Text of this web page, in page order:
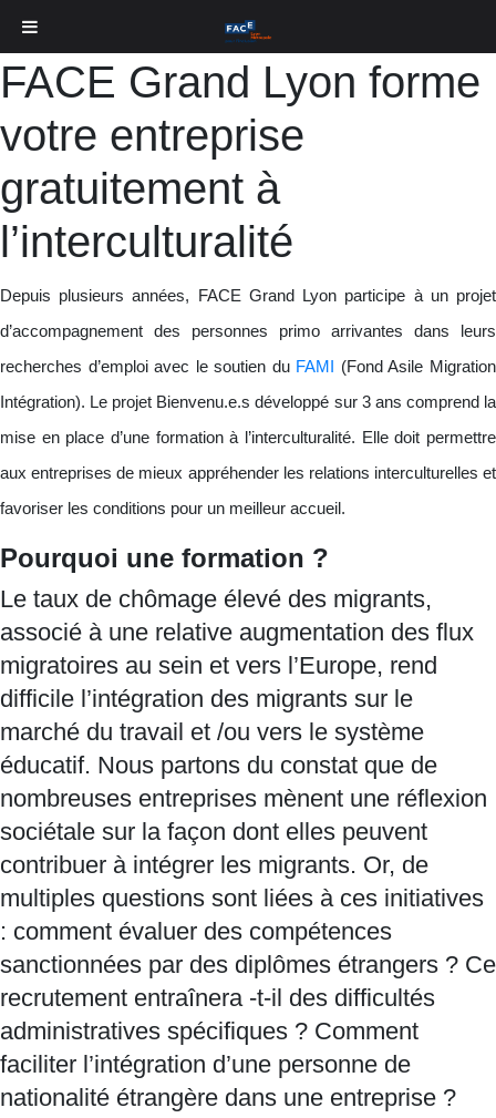
FACE Grand Lyon forme
votre entreprise
gratuitement à
l’interculturalité
Depuis plusieurs années, FACE Grand Lyon participe à un projet
d’accompagnement des personnes primo arrivantes dans leurs
recherches d’emploi avec le soutien du FAMI
(Fond Asile Migration
Intégration). Le projet Bienvenu.e.s développé sur 3 ans comprend la
mise en place d’une formation à l’interculturalité. Elle doit permettre
aux entreprises de mieux appréhender les relations interculturelles et
favoriser les conditions pour un meilleur accueil.
Pourquoi une formation ?
Le taux de chômage élevé des migrants,
associé à une relative augmentation des flux
migratoires au sein et vers l’Europe, rend
difficile l’intégration des migrants sur le
marché du travail et /ou vers le système
éducatif. Nous partons du constat que de
nombreuses entreprises mènent une réflexion
sociétale sur la façon dont elles peuvent
contribuer à intégrer les migrants. Or, de
multiples questions sont liées à ces initiatives
: comment évaluer des compétences
sanctionnées par des diplômes étrangers ? Ce
recrutement entraînera -t-il des difficultés
administratives spécifiques ? Comment
faciliter l’intégration d’une personne de
nationalité étrangère dans une entreprise ?